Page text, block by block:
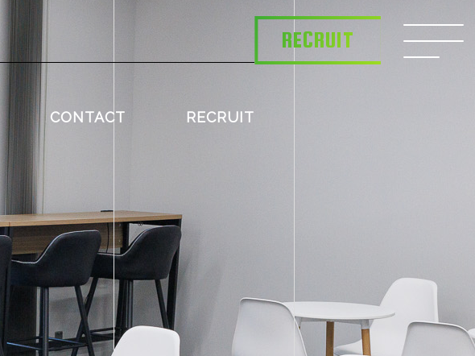
CONTACT RECRUIT
RECRUIT